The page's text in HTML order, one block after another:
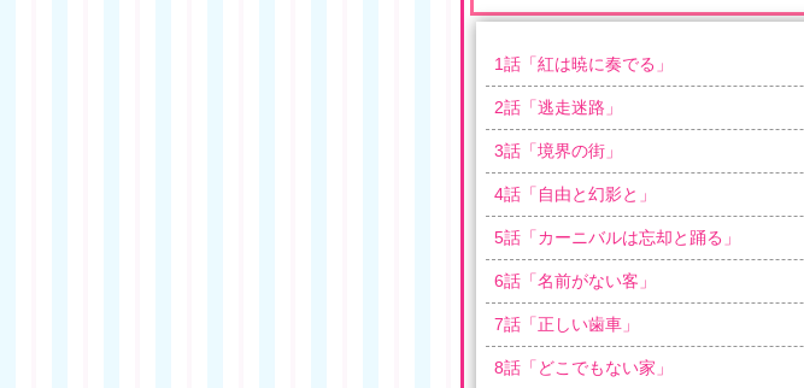
1話「紅は暁に奏でる 」
2話「逃走迷路 」
3話「境界の街」
4話「 自由と幻影と 」
5話「カーニバルは忘却と踊る 」
6話「名前がない客 」
7話「正しい歯車」
8話「 どこでもない家 」